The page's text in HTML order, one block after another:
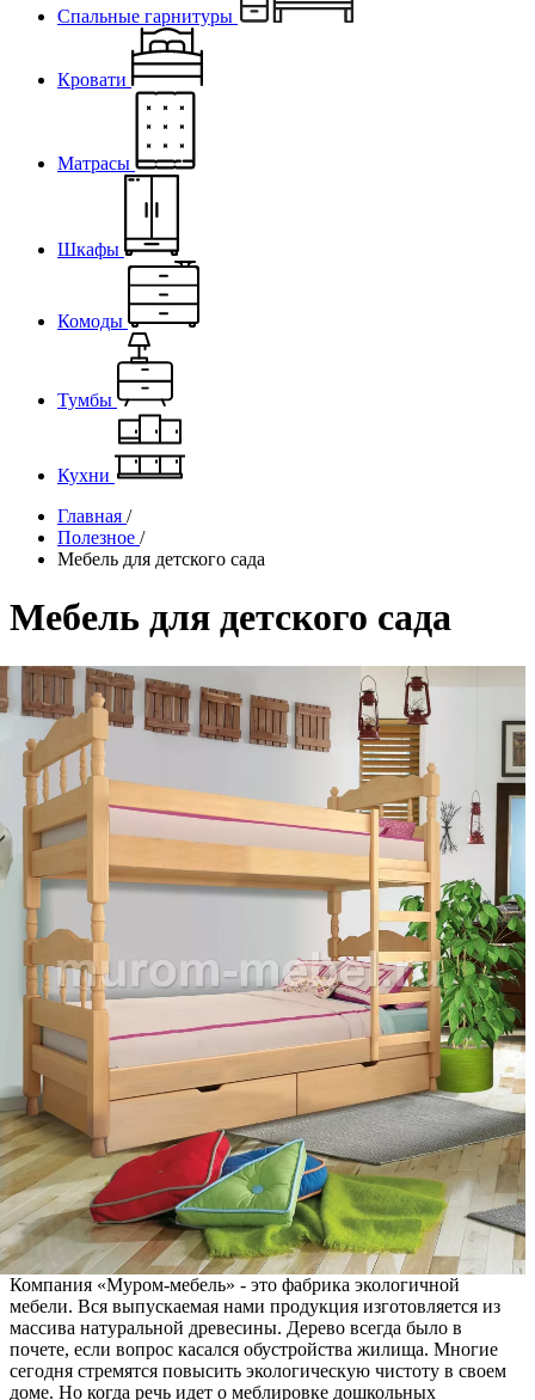
Спальные гарнитуры
Кровати
Матрасы
Шкафы
Комоды
Тумбы
Кухни
Главная /
Полезное /
Мебель для детского сада
Мебель для детского сада
Компания «Муром-мебель» - это фабрика экологичной
мебели. Вся выпускаемая нами продукция изготовляется из
массива натуральной древесины. Дерево всегда было в
почете, если вопрос касался обустройства жилища. Многие
сегодня стремятся повысить экологическую чистоту в своем
доме. Но когда речь идет о меблировке дошкольных